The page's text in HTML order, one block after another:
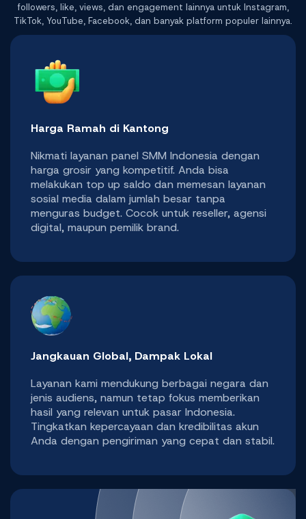
followers, like, views, dan engagement lainnya untuk Instagram,
TikTok, YouTube, Facebook, dan banyak platform populer lainnya.
Harga Ramah di Kantong
Nikmati layanan panel SMM Indonesia dengan
harga grosir yang kompetitif. Anda bisa
melakukan top up saldo dan memesan layanan
sosial media dalam jumlah besar tanpa
menguras budget. Cocok untuk reseller, agensi
digital, maupun pemilik brand.
Jangkauan Global, Dampak Lokal
Layanan kami mendukung berbagai negara dan
jenis audiens, namun tetap fokus memberikan
hasil yang relevan untuk pasar Indonesia.
Tingkatkan kepercayaan dan kredibilitas akun
Anda dengan pengiriman yang cepat dan stabil.